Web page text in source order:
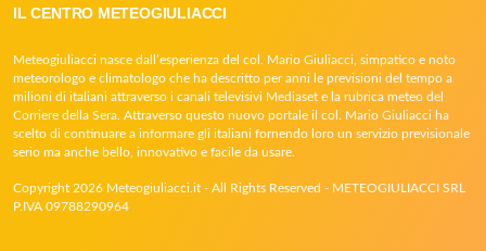
IL CENTRO METEOGIULIACCI
Meteogiuliacci nasce dall’esperienza del col. Mario Giuliacci, simpatico e noto
meteorologo e climatologo che ha descritto per anni le previsioni del tempo a
milioni di italiani attraverso i canali televisivi Mediaset e la rubrica meteo del
Corriere della Sera. Attraverso questo nuovo portale il col. Mario Giuliacci ha
scelto di continuare a informare gli italiani fornendo loro un servizio previsionale
serio ma anche bello, innovativo e facile da usare.
Copyright 2026 Meteogiuliacci.it - All Rights Reserved - METEOGIULIACCI SRL
P.IVA 09788290964